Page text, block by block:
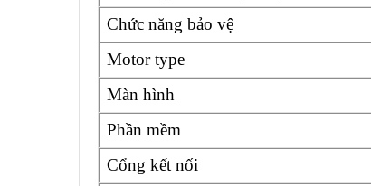
Chức năng bảo vệ
Motor type
Màn hình
Phần mềm
Cổng kết nối